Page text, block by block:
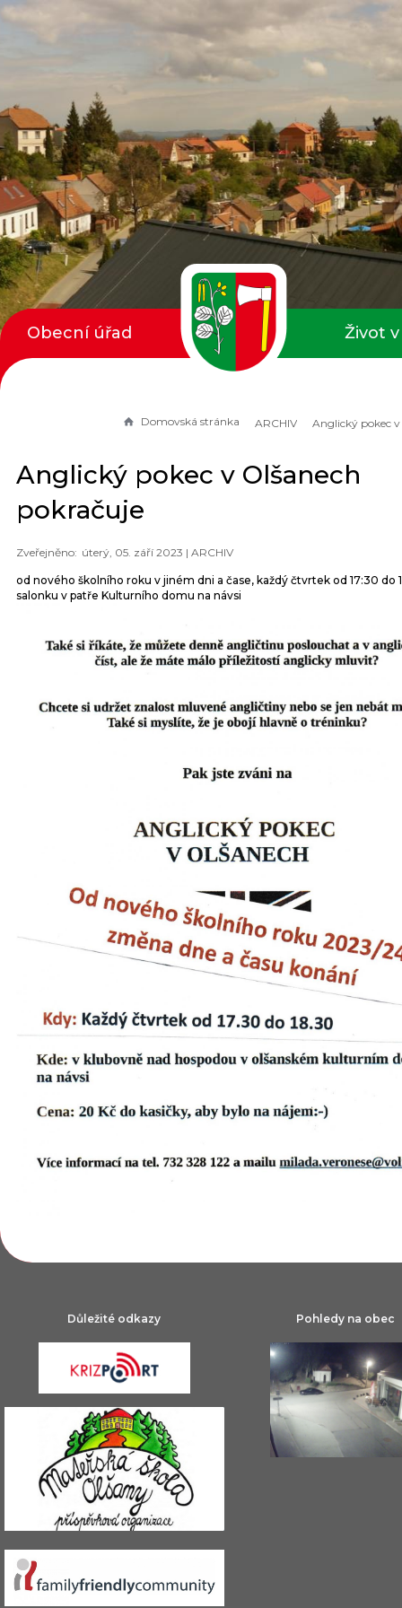
Domovská stránka ARCHIV
Anglický pokec v Olšanech
pokračuje
úterý, 05. září 2023 | ARCHIV
od nového školního roku v jiném dni a čase, každý čtvrtek od 17:30 do
salonku v patře Kulturního domu na návsi
Obecní úřad Život
Důležité odkazy Pohledy na obec